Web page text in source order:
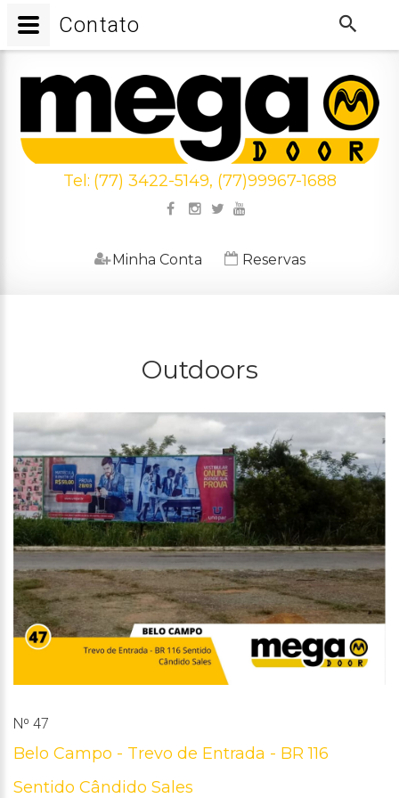
Tel: (77) 3422-5149, (77)99967-1688
Minha Conta Reservas
Outdoors
Nº 47
Belo Campo - Trevo de Entrada - BR 116
Sentido Cândido Sales
Contato